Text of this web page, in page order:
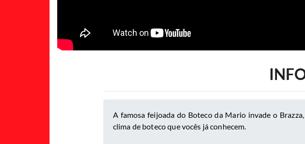
A famosa feijoada do Boteco da Mario invade o
clima de boteco que vocês já conhecem.